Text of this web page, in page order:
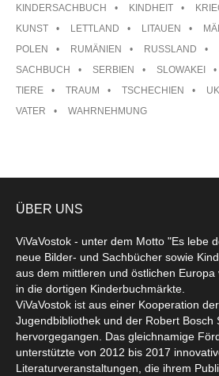
KINDERSACHBUCH
KINDHEIT
KUNST
LETTLAND LITAUEN
POLEN
RUMÄNIEN RUSSLAND
SACHBUCH
SERBIEN SLOWAKEI
TIERE
TRAUM TSCHECHIEN
VATER
WAHRNEHMUNG
ÜBER UNS
ViVaVostok - unter dem Motto "Es lebe
neue Bilder- und Sachbücher sowie
aus dem mittleren und östlichen
in die dortigen Kinderbuchmärkte.
ViVaVostok ist aus einer Kooperation
Jugendbibliothek und der Robert Bosch
hervorgegangen. Das gleichnamige
unterstützte von 2012 bis 2017
Literaturveranstaltungen, die ihrem